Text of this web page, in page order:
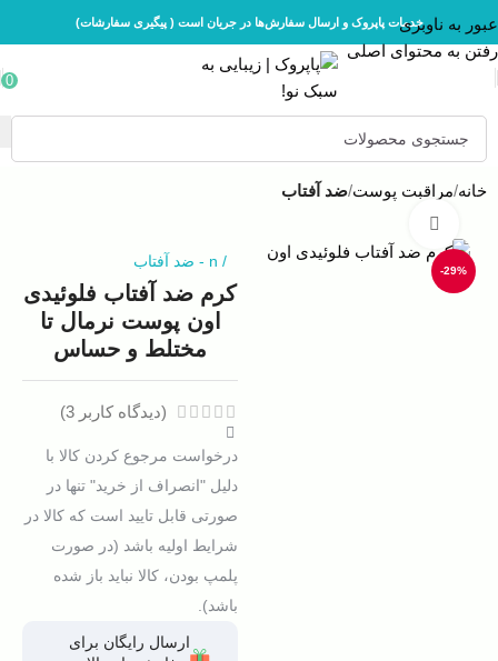
عبور به ناوبری
رفتن به محتوای اصلی
خدمات پاپروک و ارسال سفارش‌ها در جریان است ( پیگیری سفارشات)
0
خانه مراقبت پوست ضد آفتاب
-29%
/
n
- ضد آفتاب
کرم ضد آفتاب فلوئیدی
اون پوست نرمال تا
مختلط و حساس
(دیدگاه کاربر 3
)
درخواست مرجوع کردن کالا با
دلیل "انصراف از خرید" تنها در
صورتی قابل تایید است که کالا در
شرایط اولیه باشد (در صورت
پلمپ بودن، کالا نباید باز شده
باشد).
ارسال رایگان برای